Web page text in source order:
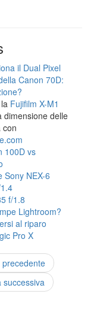
il Dual Pixel
Canon 70D:
Fujifilm X-M1
dimensione delle
con
100D vs
Sony NEX-6
f/1.8
Lightroom?
al riparo
Pro X
precedente
successiva